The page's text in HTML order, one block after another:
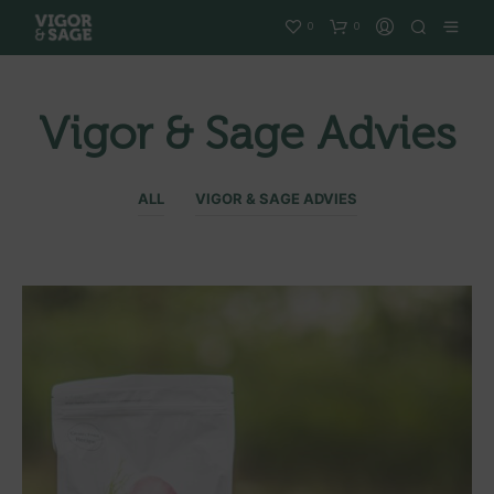
0 0
Vigor & Sage Advies
ALL VIGOR & SAGE ADVIES